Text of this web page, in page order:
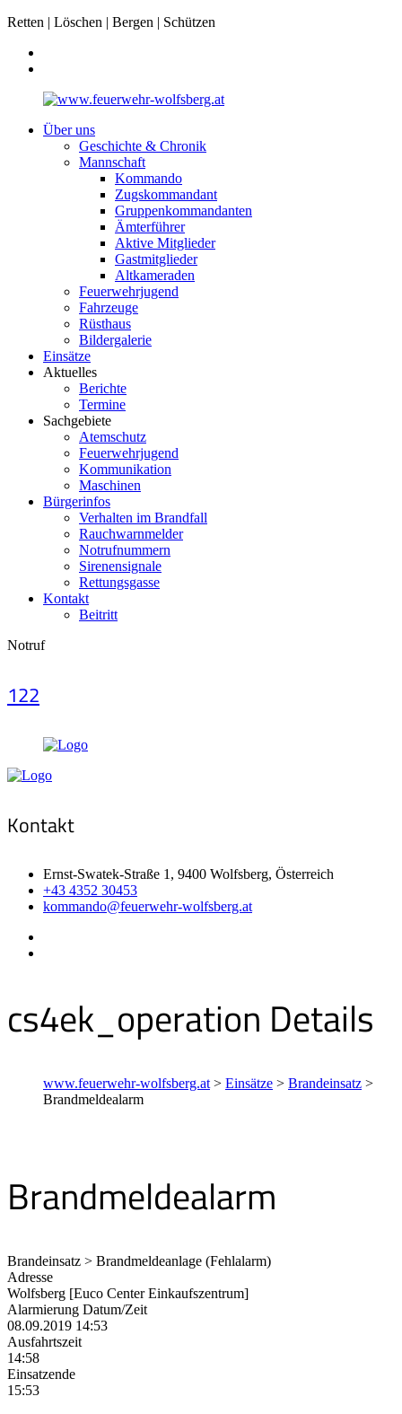
Retten | Löschen | Bergen | Schützen
Über uns
Geschichte & Chronik
Mannschaft
Kommando
Zugskommandant
Gruppenkommandanten
Ämterführer
Aktive Mitglieder
Gastmitglieder
Altkameraden
Feuerwehrjugend
Fahrzeuge
Rüsthaus
Bildergalerie
Einsätze
Aktuelles
Berichte
Termine
Sachgebiete
Atemschutz
Feuerwehrjugend
Kommunikation
Maschinen
Bürgerinfos
Verhalten im Brandfall
Rauchwarnmelder
Notrufnummern
Sirenensignale
Rettungsgasse
Kontakt
Beitritt
Notruf
122
Kontakt
Ernst-Swatek-Straße 1, 9400 Wolfsberg, Österreich
+43 4352 30453
kommando@feuerwehr-wolfsberg.at
cs4ek_operation Details
www.feuerwehr-wolfsberg.at > Einsätze > Brandeinsatz >
Brandmeldealarm
Brandmeldealarm
Brandeinsatz > Brandmeldeanlage (Fehlalarm)
Adresse
Wolfsberg [Euco Center Einkaufszentrum]
Alarmierung Datum/Zeit
08.09.2019 14:53
Ausfahrtszeit
14:58
Einsatzende
15:53